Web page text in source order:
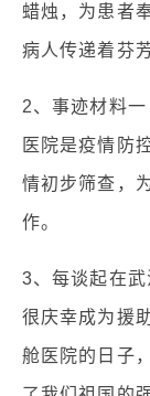
蜡烛，为患者
病人传递着芬芳
2、事迹材料
医院是疫情防
情初步筛查，
作。
3、每谈起在
很庆幸成为援
舱医院的日子